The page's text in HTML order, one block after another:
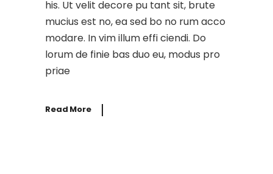
his. Ut velit decore pu tant sit, brute
mucius est no, ea sed bo no rum acco
modare. In vim illum effi ciendi. Do
lorum de finie bas duo eu, modus pro
priae
Read More